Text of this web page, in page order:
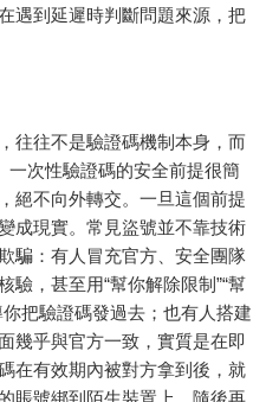
遇到延遲時判斷問題來源，把
往往不是驗證碼機制本身，而
一次性驗證碼的安全前提很簡
絕不向外轉交。一旦這個前提
成現實。常見盜號並不靠技術
騙：有人冒充官方、安全團隊
驗，甚至用“幫你解除限制”“幫
把驗證碼發過去；也有人搭建
幾乎與官方一致，實質是在即
在有效期內被對方拿到後，就